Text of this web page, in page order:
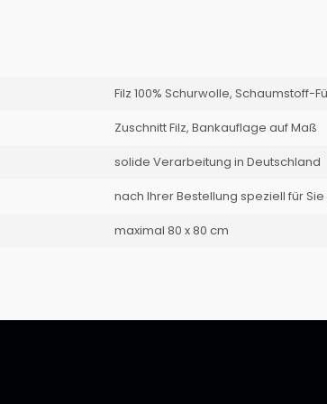
Filz 100% Schurwolle, Schaumstoff-
Zuschnitt Filz, Bankauflage auf Maß
solide Verarbeitung in Deutschland
nach Ihrer Bestellung speziell für
maximal 80 x 80 cm